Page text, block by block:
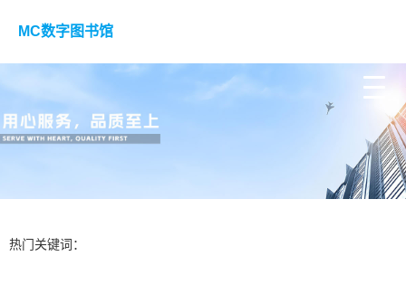
MC数字图书馆
热门关键词：